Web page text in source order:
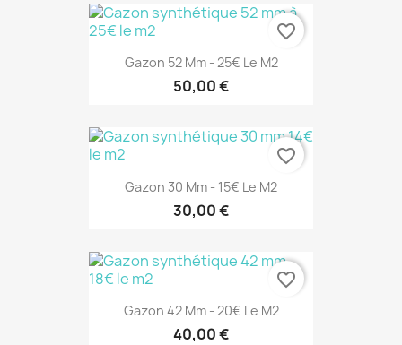
Gazon 52 Mm - 25€ Le M2
50,00 €
favorite_border
Gazon 30 Mm - 15€ Le M2
30,00 €
favorite_border
Gazon 42 Mm - 20€ Le M2
40,00 €
favorite_border